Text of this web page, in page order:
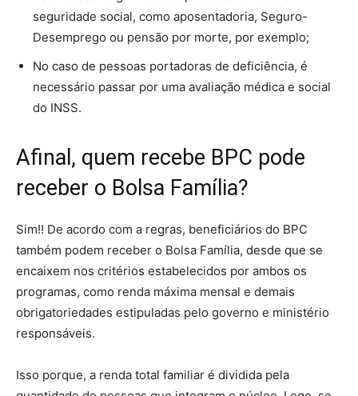
seguridade social, como aposentadoria, Seguro-
Desemprego ou pensão por morte, por exemplo;
No caso de pessoas portadoras de deficiência, é
necessário passar por uma avaliação médica e social
do INSS.
Afinal, quem recebe BPC pode
receber o Bolsa Família?
Sim!! De acordo com a regras, beneficiários do BPC
também podem receber o Bolsa Família, desde que se
encaixem nos critérios estabelecidos por ambos os
programas, como renda máxima mensal e demais
obrigatoriedades estipuladas pelo governo e ministério
responsáveis.
Isso porque, a renda total familiar é dividida pela